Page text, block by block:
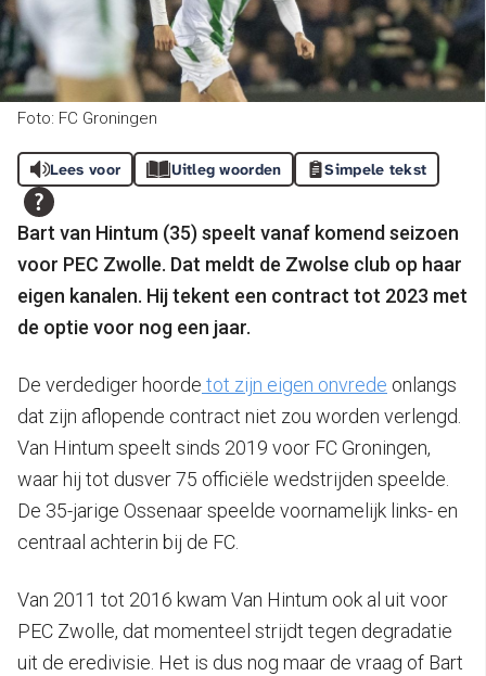
Foto: FC Groningen
Lees voor Uitleg woorden Simpele tekst
Bart van Hintum (35) speelt vanaf komend seizoen
voor PEC Zwolle. Dat meldt de Zwolse club op haar
eigen kanalen. Hij tekent een contract tot 2023 met
de optie voor nog een jaar.
De verdediger hoorde tot zijn eigen onvrede onlangs
dat zijn aflopende contract niet zou worden verlengd.
Van Hintum speelt sinds 2019 voor FC Groningen,
waar hij tot dusver 75 officiële wedstrijden speelde.
De 35-jarige Ossenaar speelde voornamelijk links- en
centraal achterin bij de FC.
Van 2011 tot 2016 kwam Van Hintum ook al uit voor
PEC Zwolle, dat momenteel strijdt tegen degradatie
uit de eredivisie. Het is dus nog maar de vraag of Bart